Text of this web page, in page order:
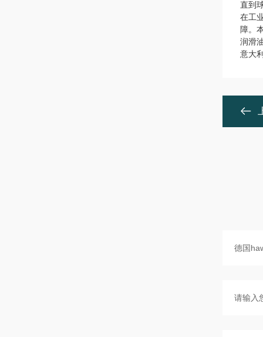
直到
在工
障。
润滑
意大